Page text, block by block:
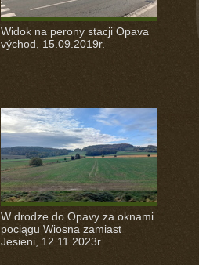
Widok na perony stacji Opava
východ, 15.09.2019r.
W drodze do Opavy za oknami
pociągu Wiosna zamiast
Jesieni, 12.11.2023r.